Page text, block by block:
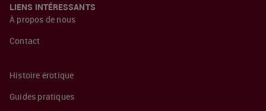
LIENS INTÉRESSANTS
À propos de nous
Contact
Histoire érotique
Guides pratiques